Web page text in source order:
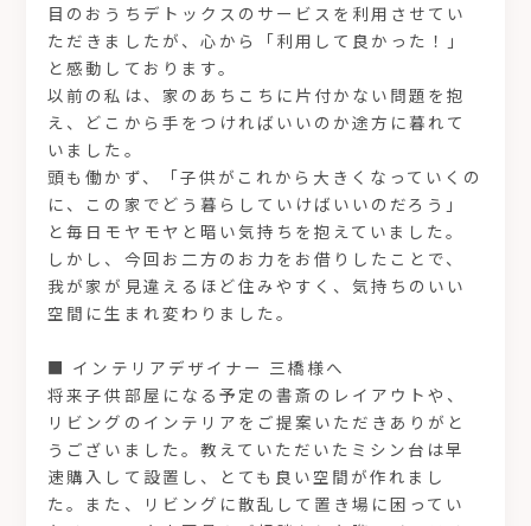
目のおうちデトックスのサービスを利用させてい
ただきましたが、心から「利用して良かった！」
と感動しております。
以前の私は、家のあちこちに片付かない問題を抱
え、どこから手をつければいいのか途方に暮れて
いました。
頭も働かず、「子供がこれから大きくなっていくの
に、この家でどう暮らしていけばいいのだろう」
と毎日モヤモヤと暗い気持ちを抱えていました。
しかし、今回お二方のお力をお借りしたことで、
我が家が見違えるほど住みやすく、気持ちのいい
空間に生まれ変わりました。
■ インテリアデザイナー 三橋様へ
将来子供部屋になる予定の書斎のレイアウトや、
リビングのインテリアをご提案いただきありがと
うございました。教えていただいたミシン台は早
速購入して設置し、とても良い空間が作れまし
た。また、リビングに散乱して置き場に困ってい